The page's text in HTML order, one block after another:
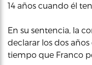
14 años cuando él
En su sentencia, la
declarar los dos
tiempo que Franco